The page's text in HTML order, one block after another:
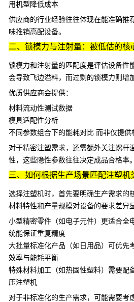
用机型降低成本
供应商的行业经验往往体现在能准确推
味推销高配设备。
二、锁模力与注射量：被低估的核
锁模力和注射量的匹配度是评估设备性
会导致飞边溢料，而过剩的锁模力则增
优质供应商会提供：
材料流动性测试数据
模具适配性分析
不同参数组合下的能耗对比 而非仅提
对于精密注塑需求，还需额外关注螺杆
性，这些隐性参数往往决定成品合格率。
三、如何根据生产场景匹配注塑机
选择注塑机时，首先要明确生产需求的
材料特性和产量规模对设备的要求差异
小型精密零件（如电子元件）更适合全
统能保证重复精度
大批量标准化产品（如日用品）可优先
效率与能耗平衡
特殊材料加工（如热固性塑料）需要配
压注塑机
对于非标准化的生产需求，可能需要考